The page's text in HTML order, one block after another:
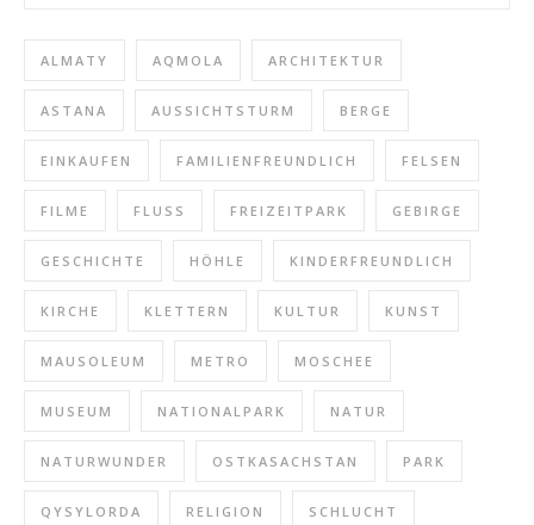
ALMATY AQMOLA ARCHITEKTUR
ASTANA AUSSICHTSTURM BERGE
EINKAUFEN FAMILIENFREUNDLICH FELSEN
FILME FLUSS FREIZEITPARK GEBIRGE
GESCHICHTE HÖHLE KINDERFREUNDLICH
KIRCHE KLETTERN KULTUR KUNST
MAUSOLEUM METRO MOSCHEE
MUSEUM NATIONALPARK NATUR
NATURWUNDER OSTKASACHSTAN PARK
QYSYLORDA RELIGION SCHLUCHT